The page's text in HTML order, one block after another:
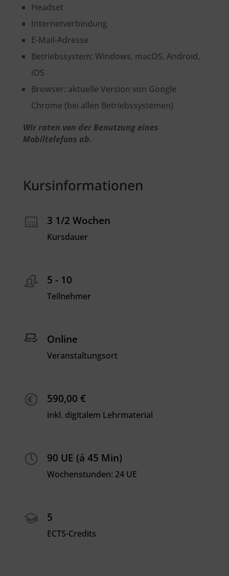
Headset
Internetverbindung
E-Mail-Adresse
Betriebssystem: Windows, macOS, Android,
iOS
Browser: aktuelle Version von Google
Chrome (bei allen Betriebssystemen)
Wir raten von der Benutzung eines
Mobiltelefons ab.
Kursinformationen
3 1/2 Wochen
Kursdauer
5 - 10
Teilnehmer
Online
Veranstaltungsort
590,00 €
inkl. digitalem Lehrmaterial
90 UE (á 45 Min)
Wochenstunden: 24 UE
5
ECTS-Credits